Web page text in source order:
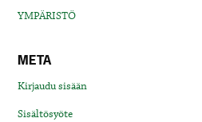
YMPÄRISTÖ
META
Kirjaudu sisään
Sisältösyöte